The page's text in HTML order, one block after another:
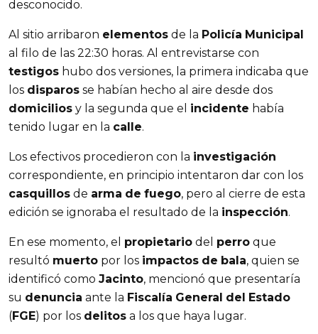
desconocido.
Al sitio arribaron elementos de la Policía Municipal
al filo de las 22:30 horas. Al entrevistarse con
testigos hubo dos versiones, la primera indicaba que
los disparos se habían hecho al aire desde dos
domicilios y la segunda que el incidente había
tenido lugar en la calle.
Los efectivos procedieron con la investigación
correspondiente, en principio intentaron dar con los
casquillos de arma de fuego, pero al cierre de esta
edición se ignoraba el resultado de la inspección.
En ese momento, el propietario del perro que
resultó muerto por los impactos de bala, quien se
identificó como Jacinto, mencionó que presentaría
su denuncia ante la Fiscalía General del
Estado
(FGE) por los delitos a los que haya lugar.